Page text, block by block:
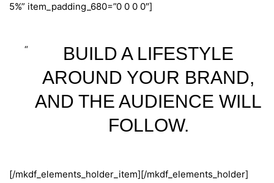
5%” item_padding_680=”0 0 0 0″]
BUILD A LIFESTYLE
AROUND YOUR BRAND,
AND THE AUDIENCE WILL
FOLLOW.
[/mkdf_elements_holder_item][/mkdf_elements_holder]